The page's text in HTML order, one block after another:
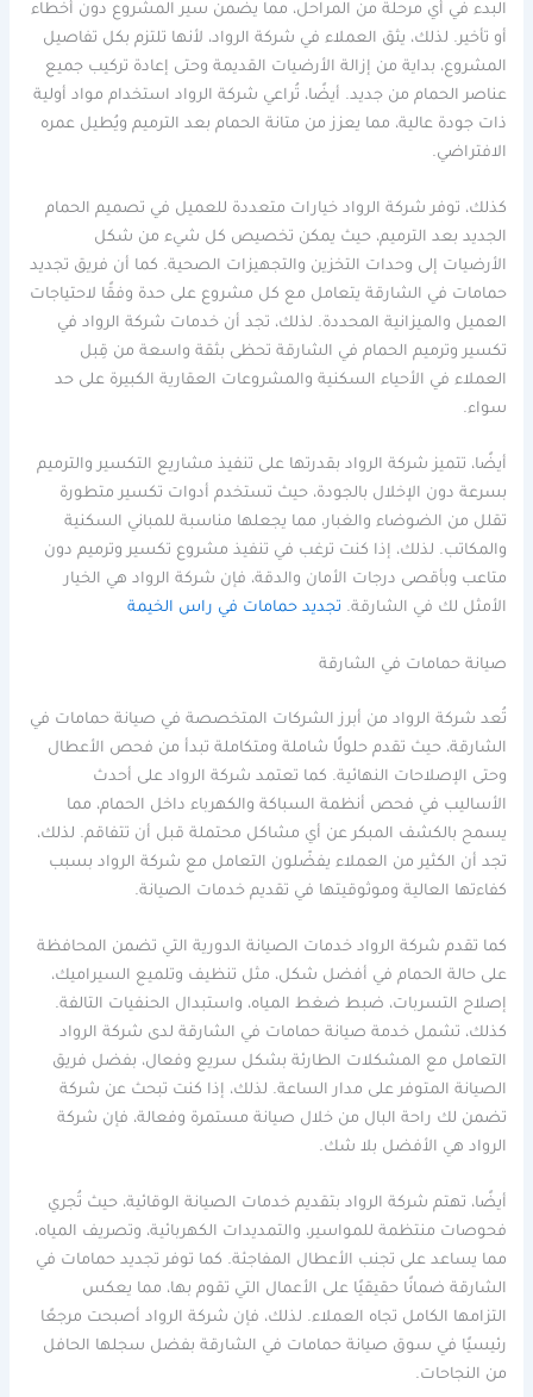
البدء في أي مرحلة من المراحل، مما يضمن سير المشروع دون أخطاء
أو تأخير. لذلك، يثق العملاء في شركة الرواد، لأنها تلتزم بكل تفاصيل
المشروع، بداية من إزالة الأرضيات القديمة وحتى إعادة تركيب جميع
عناصر الحمام من جديد. أيضًا، تُراعي شركة الرواد استخدام مواد أولية
ذات جودة عالية، مما يعزز من متانة الحمام بعد الترميم ويُطيل عمره
الافتراضي.
كذلك، توفر شركة الرواد خيارات متعددة للعميل في تصميم الحمام
الجديد بعد الترميم، حيث يمكن تخصيص كل شيء من شكل
الأرضيات إلى وحدات التخزين والتجهيزات الصحية. كما أن فريق تجديد
حمامات في الشارقة يتعامل مع كل مشروع على حدة وفقًا لاحتياجات
العميل والميزانية المحددة. لذلك، تجد أن خدمات شركة الرواد في
تكسير وترميم الحمام في الشارقة تحظى بثقة واسعة من قِبل
العملاء في الأحياء السكنية والمشروعات العقارية الكبيرة على حد
سواء.
أيضًا، تتميز شركة الرواد بقدرتها على تنفيذ مشاريع التكسير والترميم
بسرعة دون الإخلال بالجودة، حيث تستخدم أدوات تكسير متطورة
تقلل من الضوضاء والغبار، مما يجعلها مناسبة للمباني السكنية
والمكاتب. لذلك، إذا كنت ترغب في تنفيذ مشروع تكسير وترميم دون
متاعب وبأقصى درجات الأمان والدقة، فإن شركة الرواد هي الخيار
الأمثل لك في الشارقة. تجديد حمامات في راس الخيمة
صيانة حمامات في الشارقة
تُعد شركة الرواد من أبرز الشركات المتخصصة في صيانة حمامات في
الشارقة، حيث تقدم حلولًا شاملة ومتكاملة تبدأ من فحص الأعطال
وحتى الإصلاحات النهائية. كما تعتمد شركة الرواد على أحدث
الأساليب في فحص أنظمة السباكة والكهرباء داخل الحمام، مما
يسمح بالكشف المبكر عن أي مشاكل محتملة قبل أن تتفاقم. لذلك،
تجد أن الكثير من العملاء يفضّلون التعامل مع شركة الرواد بسبب
كفاءتها العالية وموثوقيتها في تقديم خدمات الصيانة.
كما تقدم شركة الرواد خدمات الصيانة الدورية التي تضمن المحافظة
على حالة الحمام في أفضل شكل، مثل تنظيف وتلميع السيراميك،
إصلاح التسربات، ضبط ضغط المياه، واستبدال الحنفيات التالفة.
كذلك، تشمل خدمة صيانة حمامات في الشارقة لدى شركة الرواد
التعامل مع المشكلات الطارئة بشكل سريع وفعال، بفضل فريق
الصيانة المتوفر على مدار الساعة. لذلك، إذا كنت تبحث عن شركة
تضمن لك راحة البال من خلال صيانة مستمرة وفعالة، فإن شركة
الرواد هي الأفضل بلا شك.
أيضًا، تهتم شركة الرواد بتقديم خدمات الصيانة الوقائية، حيث تُجري
فحوصات منتظمة للمواسير، والتمديدات الكهربائية، وتصريف المياه،
مما يساعد على تجنب الأعطال المفاجئة. كما توفر تجديد حمامات في
الشارقة ضمانًا حقيقيًا على الأعمال التي تقوم بها، مما يعكس
التزامها الكامل تجاه العملاء. لذلك، فإن شركة الرواد أصبحت مرجعًا
رئيسيًا في سوق صيانة حمامات في الشارقة بفضل سجلها الحافل
من النجاحات.